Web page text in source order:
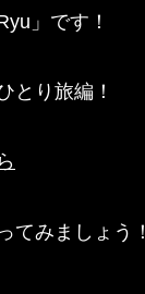
」です！
とり旅編！
てみましょう！